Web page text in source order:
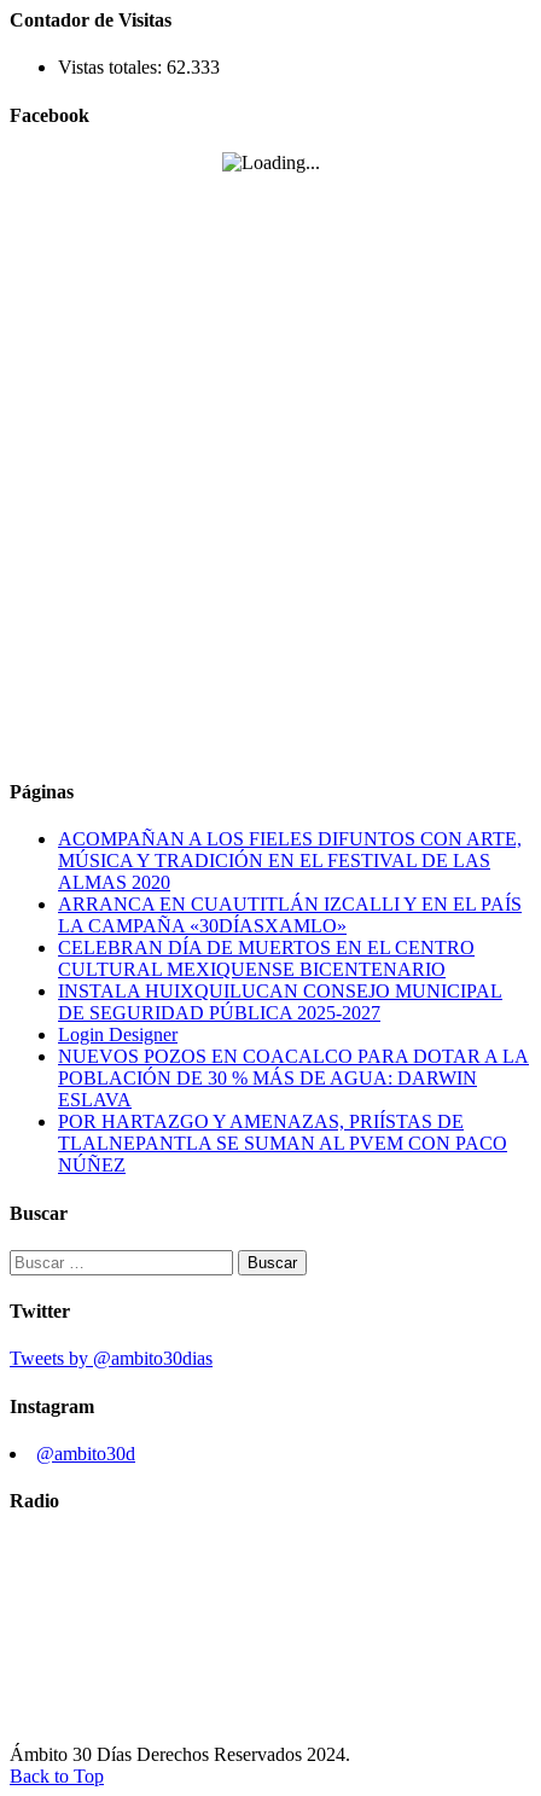
Contador de Visitas
Vistas totales: 62.333
Facebook
Páginas
ACOMPAÑAN A LOS FIELES DIFUNTOS CON ARTE,
MÚSICA Y TRADICIÓN EN EL FESTIVAL DE LAS
ALMAS 2020
ARRANCA EN CUAUTITLÁN IZCALLI Y EN EL PAÍS
LA CAMPAÑA «30DÍASXAMLO»
CELEBRAN DÍA DE MUERTOS EN EL CENTRO
CULTURAL MEXIQUENSE BICENTENARIO
INSTALA HUIXQUILUCAN CONSEJO MUNICIPAL
DE SEGURIDAD PÚBLICA 2025-2027
Login Designer
NUEVOS POZOS EN COACALCO PARA DOTAR A LA
POBLACIÓN DE 30 % MÁS DE AGUA: DARWIN
ESLAVA
POR HARTAZGO Y AMENAZAS, PRIÍSTAS DE
TLALNEPANTLA SE SUMAN AL PVEM CON PACO
NÚÑEZ
Buscar
Buscar:
Twitter
Tweets by @ambito30dias
Instagram
@ambito30d
Radio
Ámbito 30 Días Derechos Reservados 2024.
Back to Top